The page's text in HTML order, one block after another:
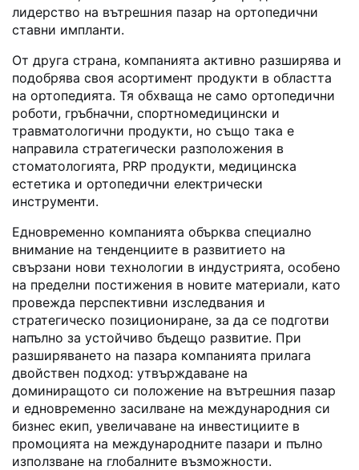
лидерство на вътрешния пазар на ортопедични
ставни импланти.
От друга страна, компанията активно разширява и
подобрява своя асортимент продукти в областта
на ортопедията. Тя обхваща не само ортопедични
роботи, гръбначни, спортномедицински и
травматологични продукти, но също така е
направила стратегически разположения в
стоматологията, PRP продукти, медицинска
естетика и ортопедични електрически
инструменти.
Едновременно компанията обърква специално
внимание на тенденциите в развитието на
свързани нови технологии в индустрията, особено
на пределни постижения в новите материали, като
провежда перспективни изследвания и
стратегическо позициониране, за да се подготви
напълно за устойчиво бъдещо развитие. При
разширяването на пазара компанията прилага
двойствен подход: утвърждаване на
доминиращото си положение на вътрешния пазар
и едновременно засилване на международния си
бизнес екип, увеличаване на инвестициите в
промоцията на международните пазари и пълно
използване на глобалните възможности.